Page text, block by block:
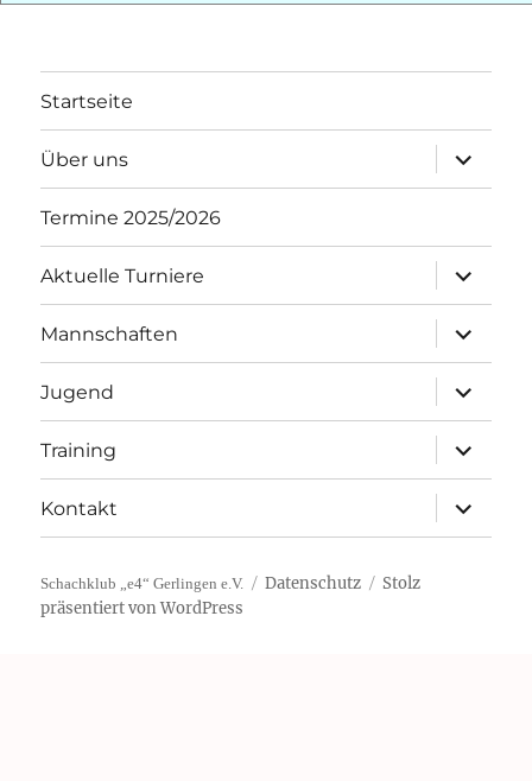
Startseite
Über uns
öffnen
Termine 2025/2026
Aktuelle Turniere
öffnen
Mannschaften
öffnen
Jugend
öffnen
Training
öffnen
Kontakt
öffnen
Schachklub „e4“ Gerlingen e.V. Datenschutz
Stolz
präsentiert von WordPress